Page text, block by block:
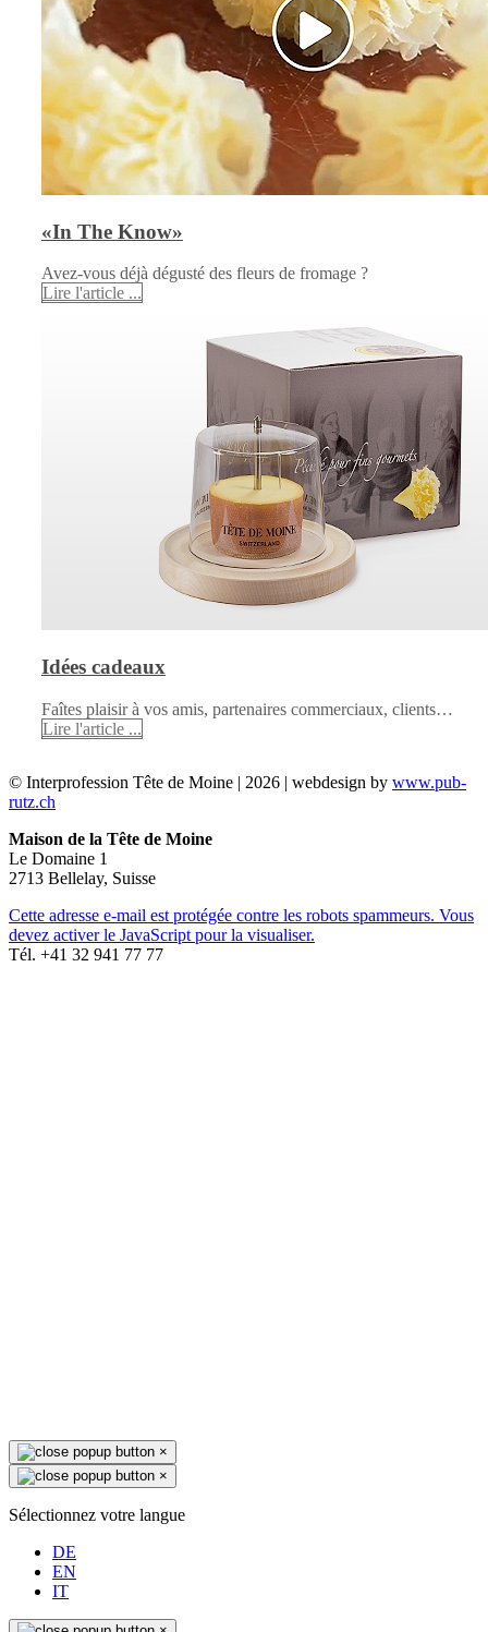
«In The Know»
Avez-vous déjà dégusté des fleurs de fromage ?
Lire l'article ...
Idées cadeaux
Faîtes plaisir à vos amis, partenaires commerciaux, clients…
Lire l'article ...
© Interprofession Tête de Moine | 2026 | webdesign by www.pub-
rutz.ch
Maison de la Tête de Moine
Le Domaine 1
2713 Bellelay, Suisse
Cette adresse e-mail est protégée contre les robots spammeurs. Vous
devez activer le JavaScript pour la visualiser.
Tél. +41 32 941 77 77
×
×
Sélectionnez votre langue
DE
EN
IT